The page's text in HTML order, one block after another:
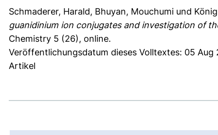
Schmaderer, Harald, Bhuyan, Mouchumi und
guanidinium ion conjugates and investigation of
Chemistry 5 (26), online.
Veröffentlichungsdatum dieses Volltextes: 05 Aug
Artikel